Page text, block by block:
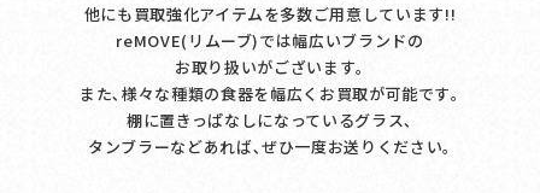
他にも買取強化アイテムを多数ご用意しています!!
reMOVE(リムーブ)では幅広いブランドの
お取り扱いがございます｡
また､様々な種類の食器を幅広くお買取が可能です｡
棚に置きっぱなしになっているグラス､
タンブラーなどあれば､ぜひ一度お送りください｡